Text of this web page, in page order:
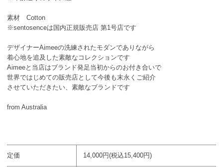
素材 Cotton
※sentosenceは国内正規販売店 第1号店です
デザイナーAimeeの洗練されたモダンでありながら
着心地を追及した素敵なコレクションです
Aimeeと当店はブランド発足当初からのお付き合いで
世界ではじめての販売店として今後も末永くご紹介
させていただきたい、素敵なブランドです
from Australia
定価 14,000円(税込15,400円)